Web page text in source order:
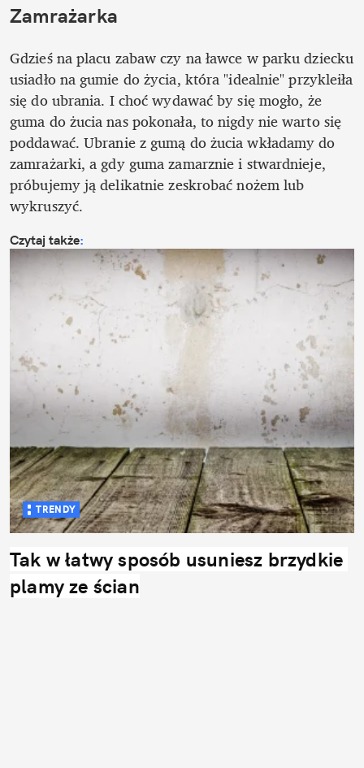
Zamrażarka
Gdzieś na placu zabaw czy na ławce w parku dziecku
usiadło na gumie do życia, która "idealnie" przykleiła
się do ubrania. I choć wydawać by się mogło, że
guma do żucia nas pokonała, to nigdy nie warto się
poddawać. Ubranie z gumą do żucia wkładamy do
zamrażarki, a gdy guma zamarznie i stwardnieje,
próbujemy ją delikatnie zeskrobać nożem lub
wykruszyć.
Czytaj także:
TRENDY
Tak w łatwy sposób usuniesz brzydkie
plamy ze ścian